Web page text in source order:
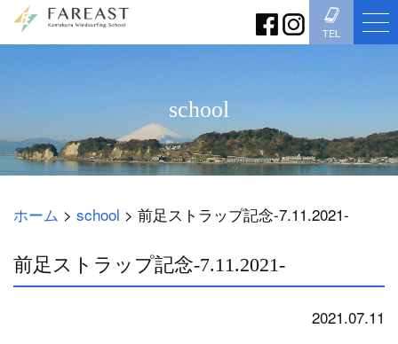
TEL
school
ホーム > school > 前足ストラップ記念-7.11.2021-
前足ストラップ記念-7.11.2021-
2021.07.11